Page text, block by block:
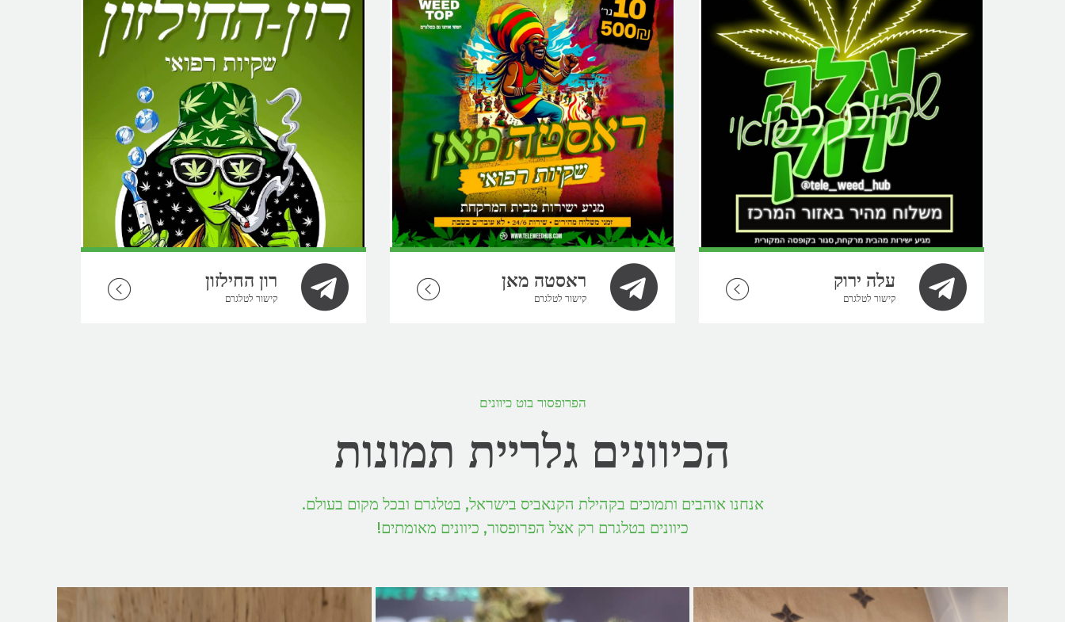
עלה ירוק
קישור לטלגרם
ראסטה מאן
קישור לטלגרם
רון החילזון
קישור לטלגרם
הפרופסור בוט כיוונים
הכיוונים גלריית תמונות
אנחנו אוהבים ותמוכים בקהילת הקנאביס בישראל, בטלגרם ובכל מקום בעולם.
כיוונים בטלגרם רק אצל הפרופסור, כיוונים מאומתים!